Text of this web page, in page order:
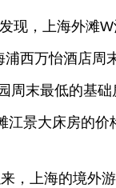
，上海外滩W
西万怡酒店周
周末最低的基
景大床房的价
上海的境外游